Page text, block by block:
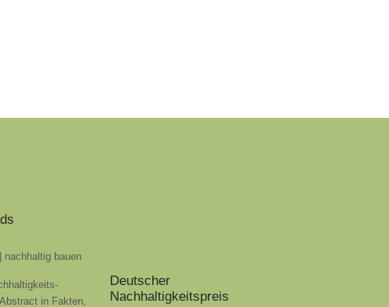
nachhaltig bauen
in Fakten,
Deutscher
Nachhaltigkeitspreis